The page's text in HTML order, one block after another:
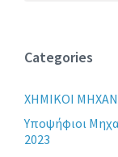
Categories
XHMIKOI
Yποψήφιοι
2023